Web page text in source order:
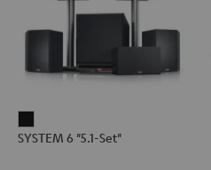
6
SYSTEM 6 "5.1-Set"